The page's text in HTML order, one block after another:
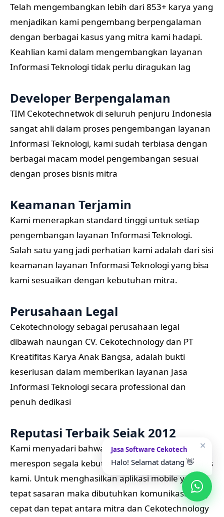
Telah mengembangkan lebih dari 853+ karya yang
menjadikan kami pengembang berpengalaman
dengan berbagai kasus yang mitra kami hadapi.
Keahlian kami dalam mengembangkan layanan
Informasi Teknologi tidak perlu diragukan lag
Developer Berpengalaman
TIM Cekotechnetwok di seluruh penjuru Indonesia
sangat ahli dalam proses pengembangan layanan
Informasi Teknologi, kami sudah terbiasa dengan
berbagai macam model pengembangan sesuai
dengan proses bisnis mitra
Keamanan Terjamin
Kami menerapkan standard tinggi untuk setiap
pengembangan layanan Informasi Teknologi.
Salah satu yang jadi perhatian kami adalah dari sisi
keamanan layanan Informasi Teknologi yang bisa
kami sesuaikan dengan kebutuhan mitra.
Perusahaan Legal
Cekotechnology sebagai perusahaan legal
dibawah naungan CV. Cekotechnology dan PT
Kreatifitas Karya Anak Bangsa, adalah bukti
keseriusan dalam memberikan layanan Jasa
Informasi Teknologi secara professional dan
penuh dedikasi
Reputasi Terbaik Sejak 2012
Kami menyadari bahwa kecepatan dalam
merespon segala kebutuhan Anda adalah prioritas
kami. Untuk menghasilkan aplikasi mobile yang
tepat sasaran maka dibutuhkan komunikasi yang
cepat dan tepat antara mitra dan Cekotechnology
✕
Jasa Software Cekotech
Halo! Selamat datang 👋